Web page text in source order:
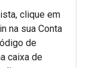
clique em
na sua Conta
de
caixa de